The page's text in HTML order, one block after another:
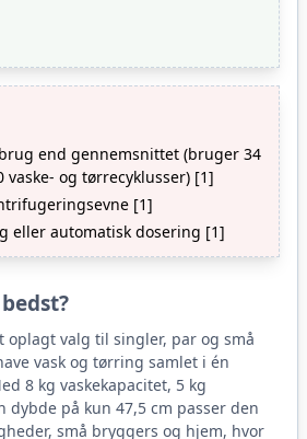
end gennemsnittet (bruger 34
vaske- og tørrecyklusser) [1]
[1]
eller automatisk dosering [1]
oplagt valg til singler, par og små
vask og tørring samlet i én
8 kg vaskekapacitet, 5 kg
dybde på kun 47,5 cm passer den
små bryggers og hjem, hvor